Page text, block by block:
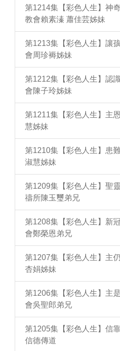
第1214集【彩色人生】神
教會賴素溱 蕭佳芸姊妹
第1213集【彩色人生】讓
會周珍褥姊妹
第1212集【彩色人生】認
會陳子玲姊妹
第1211集【彩色人生】主
慧姊妹
第1210集【彩色人生】患
淑慧姊妹
第1209集【彩色人生】聖
禱所陳玉璽弟兄
第1208集【彩色人生】新
會鄭榮恩弟兄
第1207集【彩色人生】主
杏娟姊妹
第1206集【彩色人生】主
會吳聖郎弟兄
第1205集【彩色人生】信
信德傳道